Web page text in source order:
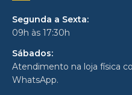
Segunda a Sexta:
09h às 17:30h
Sábados:
Atendimento na loja física
WhatsApp.